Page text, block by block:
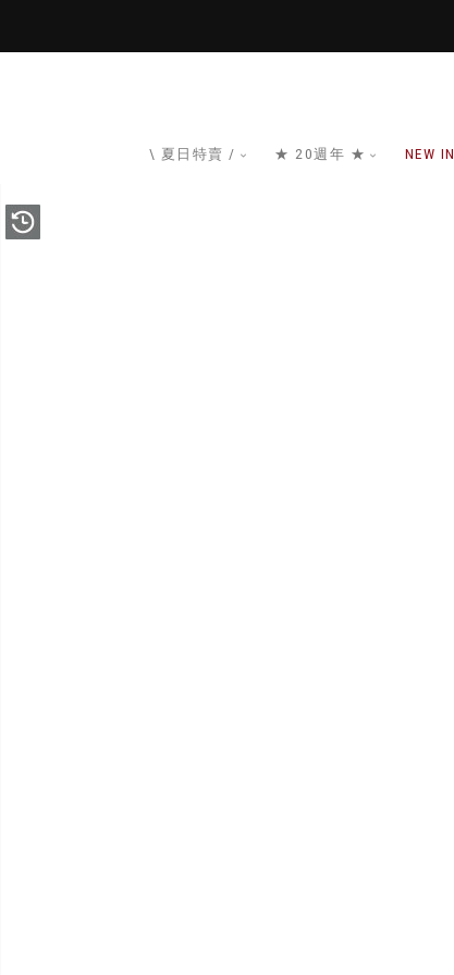
\ 夏日特賣 / ★ 20週年 ★ NEW IN